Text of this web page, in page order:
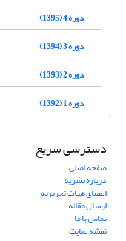
دوره 4 (1395)
دوره 3 (1394)
دوره 2 (1393)
دوره 1 (1392)
دسترسی سریع
صفحه اصلی
درباره نشریه
اعضای هیات تحریریه
ارسال مقاله
تماس با ما
نقشه سایت